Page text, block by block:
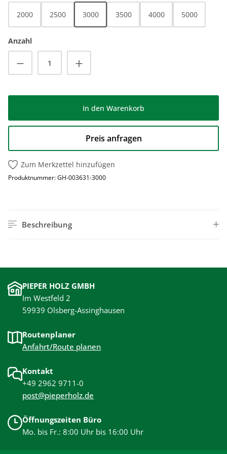
2000 2500 3000 3500 4000 5000
Anzahl
Produkt Anzahl: Gib den gewünschten
In den Warenkorb
Preis anfragen
Zum Merkzettel hinzufügen
Produktnummer:GH-003631-3000
Beschreibung
PIEPER HOLZ GMBH
Im Westfeld 2
59939 Olsberg-Assinghausen
Routenplaner
Anfahrt/Route planen
Kontakt
+49 2962 9711-0
post@pieperholz.de
Öffnungszeiten Büro
Mo. bis Fr.: 8:00 Uhr bis 16:00 Uhr